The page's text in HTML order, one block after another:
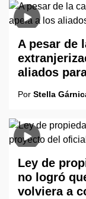
A pesar de
aliados
Por Stella
Ley de
no logró
volviera a